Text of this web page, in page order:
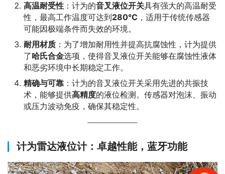
高温耐受性 ：计为的音叉液位开关具有强大的高温耐受
性，最高工作温度可达到280°C ，适用于传统传感器
可能因极端条件而失效的环境。
耐用材质 ：为了增加耐用性并提高抗腐蚀性，计为提供
了哈氏合金选项，使得音叉液位开关能够在腐蚀性液体
和恶劣环境中长期稳定工作。
精确与可靠 ：计为的音叉液位开关采用先进的共振技
术，能够提供高精度的液位检测。传感器对泡沫、振动
或压力波动免疫，确保其稳定性。
计为雷达液位计：卓越性能，蓝牙功能